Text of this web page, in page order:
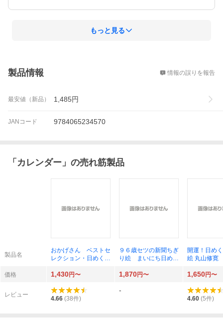
もっと見る
製品情報 情報の誤りを報告
最安値（新品） 1,485円
JANコード 9784065234570
「 カレンダー 」の売れ筋製品
製品名
おかげさん ベストセ
レクション・日めく
集 新装版 （新装
集） 相田みつを／
著 相田一人／監修
９６歳セツの新聞ちぎ
り絵 まいにち日めく
開運！日め
絵 丸山修寛
価格 1,430円〜 1,870円〜 1,650円〜
レビュー
4.66 (38件)
-
4.60 (5件)